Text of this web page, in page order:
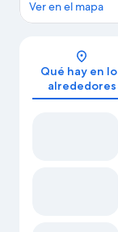
Ver en el mapa
Qué hay en
alrededores